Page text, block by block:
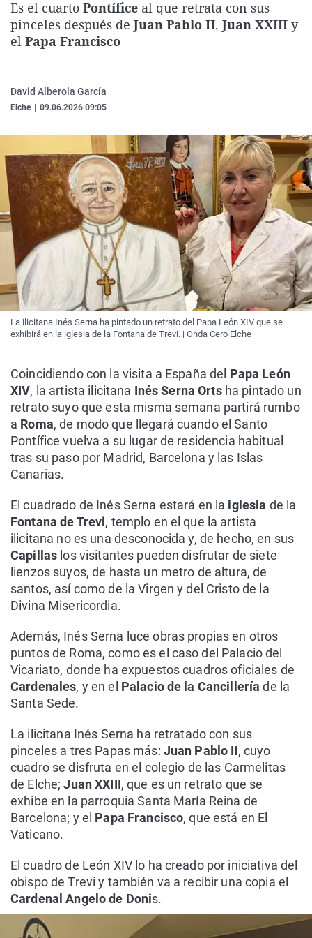
La rosa de los vientos
Gente viajera
Caso
Retornados
Extremadura
Galicia
Virales
Televisión
Es el cuarto Pontífice al que retrata con sus
pinceles después de Juan Pablo II, Juan XXIII y
el Papa Francisco
David Alberola García
Elche 09.06.2026 09:05
La ilicitana Inés Serna ha pintado un retrato del Papa León XIV que se
exhibirá en la iglesia de la Fontana de Trevi. | Onda Cero Elche
Coincidiendo con la visita a España del Papa León
XIV, la artista ilicitana Inés Serna Orts ha pintado un
retrato suyo que esta misma semana partirá rumbo
a Roma, de modo que llegará cuando el Santo
Pontífice vuelva a su lugar de residencia habitual
tras su paso por Madrid, Barcelona y las Islas
Canarias.
El cuadrado de Inés Serna estará en la iglesia de la
Fontana de Trevi, templo en el que la artista
ilicitana no es una desconocida y, de hecho, en sus
Capillas los visitantes pueden disfrutar de siete
lienzos suyos, de hasta un metro de altura, de
santos, así como de la Virgen y del Cristo de la
Divina Misericordia.
Además, Inés Serna luce obras propias en otros
puntos de Roma, como es el caso del Palacio del
Vicariato, donde ha expuestos cuadros oficiales de
Cardenales, y en el Palacio de la Cancilleríade la
Santa Sede.
La ilicitana Inés Serna ha retratado con sus
pinceles a tres Papas más: Juan Pablo II, cuyo
cuadro se disfruta en el colegio de las Carmelitas
de Elche;Juan XXIII, que es un retrato que se
exhibe en la parroquia Santa María Reina de
Barcelona; y el Papa Francisco, que está en El
Vaticano.
El cuadro de León XIV lo ha creado por iniciativa del
obispo de Trevi y también va a recibir una copia el
Cardenal Angelo de Donis.